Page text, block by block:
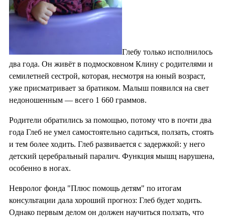
Глебу только исполнилось
два года. Он живёт в подмосковном Клину с родителями и
семилетней сестрой, которая, несмотря на юный возраст,
уже присматривает за братиком. Малыш появился на свет
недоношенным — всего 1 660 граммов.
Родители обратились за помощью, потому что в почти два
года Глеб не умел самостоятельно садиться, ползать, стоять
и тем более ходить. Глеб развивается с задержкой: у него
детский церебральный паралич. Функция мышц нарушена,
особенно в ногах.
Невролог фонда "Плюс помощь детям" по итогам
консультации дала хороший прогноз: Глеб будет ходить.
Однако первым делом он должен научиться ползать, что